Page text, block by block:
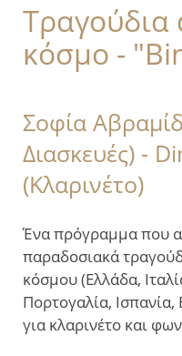
Τραγούδια
κόσμο -
Σοφία
Διασκευές) -
(Κλαρινέτο)
​Ένα πρόγραμμα που
παραδοσιακά
κόσμου (Ελλάδα,
Πορτογαλία,
για κλαρινέτο και